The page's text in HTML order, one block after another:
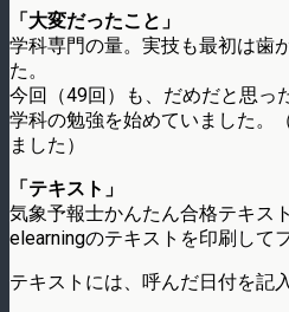
「大変だったこと」
学科専門の量。実技も最初は歯
た。
今回（49回）も、だめだと思っ
学科の勉強を始めていました。
ました）
「テキスト」
気象予報士かんたん合格テキスト
elearningのテキストを印刷して
テキストには、呼んだ日付を記